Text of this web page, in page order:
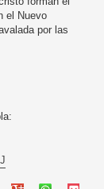
el Nuevo
por las